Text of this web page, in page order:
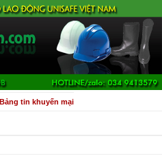
Bảng tin khuyến mại